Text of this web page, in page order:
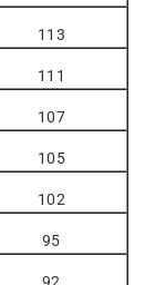
113
111
107
105
102
95
92